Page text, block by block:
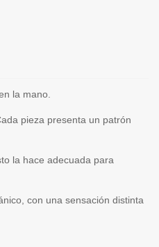
la mano.
pieza presenta un patrón
la hace adecuada para
con una sensación distinta